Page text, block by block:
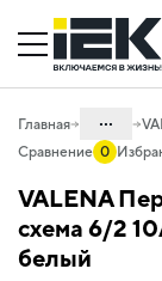
Главная ...
06.
Сравнение 0
VALENA
схема 6/2
белый